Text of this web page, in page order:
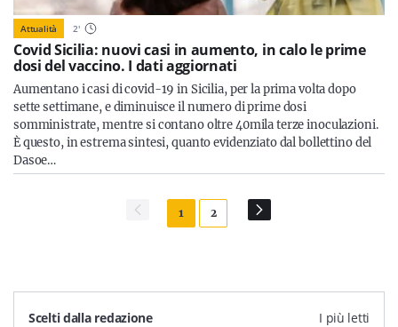
Attualità 2'
Covid Sicilia: nuovi casi in aumento, in calo le prime
dosi del vaccino. I dati aggiornati
Aumentano i casi di covid-19 in Sicilia, per la prima volta dopo
sette settimane, e diminuisce il numero di prime dosi
somministrate, mentre si contano oltre 40mila terze inoculazioni.
È questo, in estrema sintesi, quanto evidenziato dal bollettino del
Dasoe…
1 2
Scelti dalla redazione I più letti